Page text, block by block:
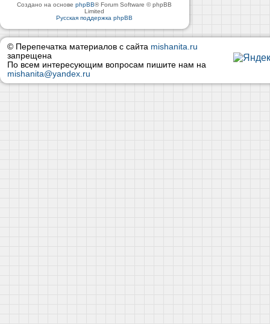
Создано на основеphpBB® Forum Software © phpBB
Limited
Русская поддержка phpBB
© Перепечатка материалов с сайта mishanita.ru
запрещена
По всем интересующим вопросам пишите нам на
mishanita@yandex.ru